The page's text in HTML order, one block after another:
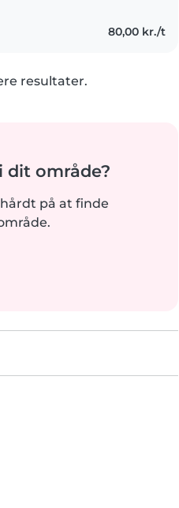
80,00 kr./t
resultater.
dit område?
på at finde